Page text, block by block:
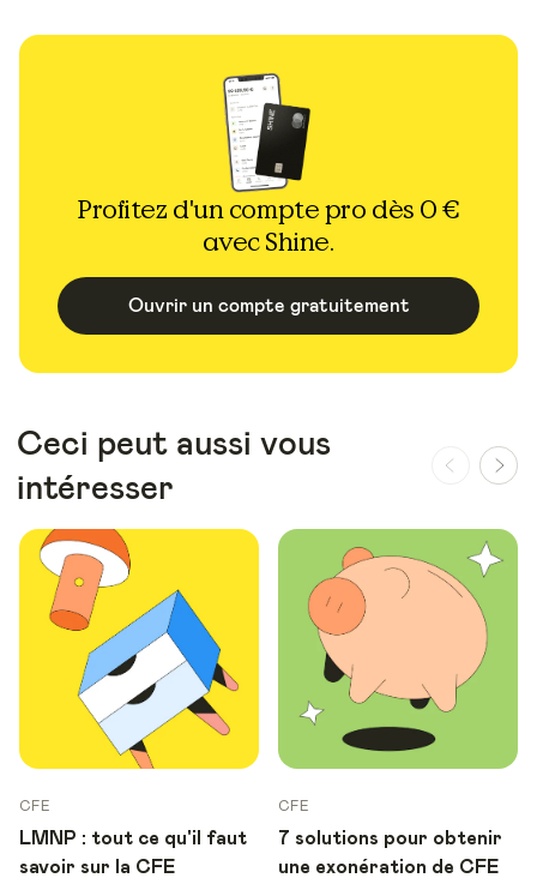
Profitez d'un compte pro dès 0 €
avec Shine.
Ouvrir un compte gratuitement
Ceci peut aussi vous
intéresser
CFE
LMNP : tout ce qu'il faut
savoir sur la CFE
CFE
7 solutions pour obtenir
une exonération de CFE